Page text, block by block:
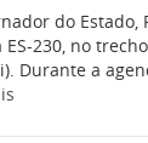
do
ES-230, no
Durante a